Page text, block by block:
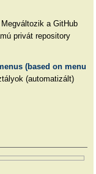
a GitHub
privát repository
(based on menu
(automatizált)